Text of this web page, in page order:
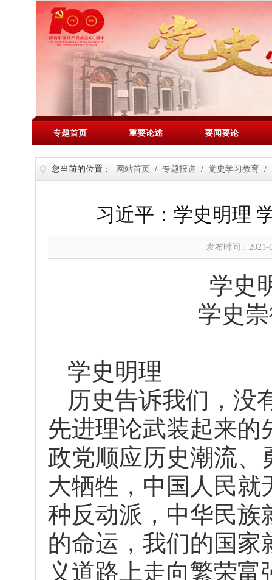
专题首页 重要论述 要闻要论
您当前的位置： 网站首页 / 专题报道 / 党史学习教育 /
习近平：学史明理
发布时间：2021-
学史
学史
学史明理
历史告诉我们，没
先进理论武装起来的
政党顺应历史潮流、
大牺牲，中国人民就
种反动派，中华民族
的命运，我们的国家
义道路上走向繁荣富